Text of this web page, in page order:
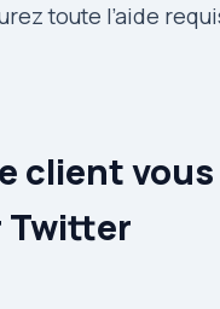
toute l’aide
client
Twitter